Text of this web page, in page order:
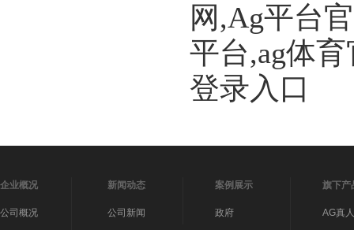
网,Ag平台
平台,ag体
登录入口
企业概况
公司概况
新闻动态
公司新闻
案例展示
政府
旗下产
AG真